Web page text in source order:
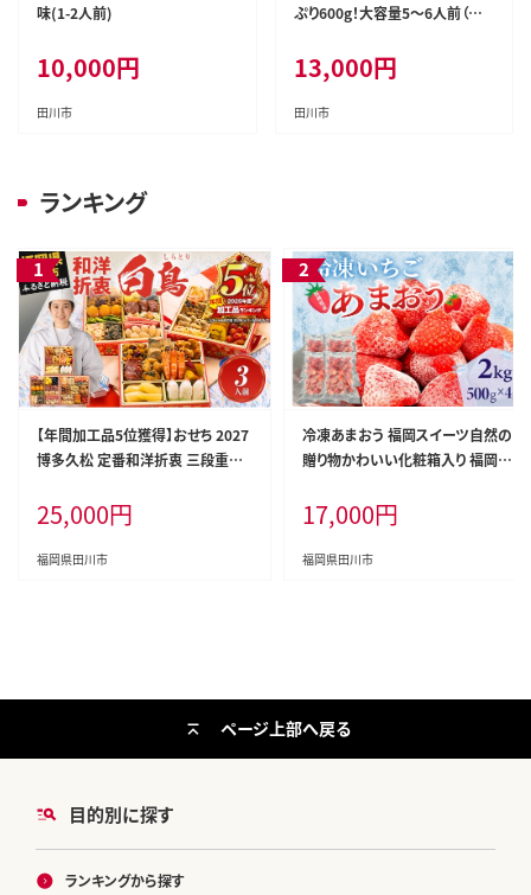
味(1-2人前)
10,000円
田川市
ぷり600g！大容量5～6人前（あご
13,000円
田川市
ランキング
【年間加工品5位獲得】おせち 2027
博多久松 定番和洋折衷 三段重お
せち料理 重箱 お正月 冷凍おせち
縁起物 祝箸付 福岡 年末配送
25,000円
福岡県田川市
冷凍あまおう 福岡スイーツ自然の
贈り物かわいい化粧箱入り 福岡県
チゴ 苺 お取り寄せグルメ お取り寄
せ 福岡 お土産 九州 福岡土産 取り
寄せ グルメ 福岡県
17,000円
福岡県田川市
目的別に探す
ランキングから探す
ページ上部へ戻る